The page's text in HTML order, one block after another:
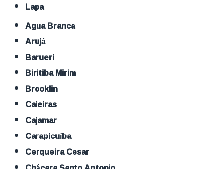
Lapa
Agua Branca
Arujá
Barueri
Biritiba Mirim
Brooklin
Caieiras
Cajamar
Carapicuíba
Cerqueira Cesar